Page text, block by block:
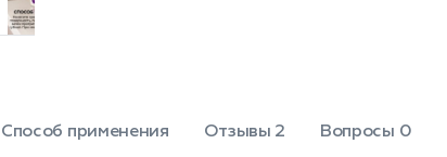
мытья холодильников, а также для
других кухонных поверхностей,
500 мл, что обеспечивает удобство и
Способ применения Отзывы 2 Вопросы 0